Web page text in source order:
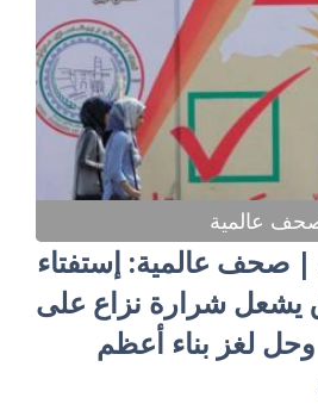
عالمية
| صحف عالمية: إستفتاء
يشعل شرارة نزاع على
لغز بناء أعظم